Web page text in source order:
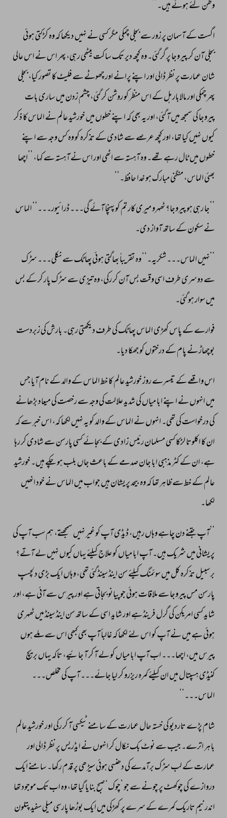
وطن گئے ہوئے ہیں۔‘‘
اگست کے آسمان پر زور سے بجلی چمکی مگر کسی نے نہیں دیکھا کہ وہ کڑکتی ہوئی
بجلی آن کر پیروجا پر گر گئی۔ وہ کچھ دیر تک ساکت بیٹھی رہی، پھر اس نے اس عالی
شان عمارت پر نظر ڈالی اور اپنے پرانے اور چھوٹے سے فلیٹ کا تصور کیا، بجلی
پھر چمکی اور مالابار ہل کے اس منظر کو روشن کر گئی، چشم زدن میں ساری بات
پیروجا کی سمجھ میں آ گئی، اور یہ بھی کہ اپنے خطوں میں خورشید عالم نے الماس کا ذکر
کیوں نہیں کیا تھا، اور کچھ عرصے سے شادی کے تذکرہ کو وہ کس وجہ سے اپنے
خطوں میں ٹال رہے تھے۔ وہ آہستہ سے اٹھی اور اس نے آہستہ سے کہا، ’’اچھا
بھئی الماس، منگنی مبارک ہو خدا حافظ۔‘‘
’’جا رہی ہو پیروجا؟ ٹھہرو میری کار تم کو پہنچا آئے گی۔۔۔ ڈرائیور۔۔۔‘‘ الماس
نے سکون کے ساتھ آواز دی۔
’’نہیں الماس۔۔۔ شکریہ۔‘‘ وہ تقریباً بھاگتی ہوئی پھاٹک سے نکلی۔۔۔ سڑک
سے دوسری طرف اسی وقت بس آن کر رکی، وہ تیزی سے سڑک پار کر کے بس
میں سوار ہو گئی۔
فوارے کے پاس کھڑی الماس پھاٹک کی طرف دیکھتی رہی۔ بارش کی زبردست
بوچھاڑ نے پام کے درختوں کو جھکا دیا۔
اس واقعے کے تیسرے روز خورشید عالم کا خط الماس کے والد کے نام آیا جس
میں انہوں نے اپنے ابا میاں کی شدید علالت کی وجہ سے رخصت کی میعاد بڑھانے
کی درخواست کی تھی۔ انہوں نے الماس کے والد کو یہ نہیں لکھا کہ، اس خبر سے کہ
ان کا اکلوتا لڑکا کسی مسلمان رئیس زادی کے بجائے کسی پارسن سے شادی کر رہا
ہے، ان کے کٹر مذہبی ابا جان صدمے کے باعث جاں بلب ہو چکے ہیں۔ خورشید
عالم کے خط سے ظاہر تھا کہ وہ بیحد پریشان ہیں جواب میں الماس نے خود انھیں
لکھا۔
’’آپ جتنے دن چاہے وہاں رہیں، ڈیڈی آپ کو غیر نہیں سمجھتے، ہم سب آپ کی
پریشانی میں شریک ہیں۔ آپ ابا میاں کو علاج کیلئے یہاں کیوں نہیں لے آتے؟
برسبیل تذکرہ کل میں سوئمنگ کیلئے سن اینڈ سینڈ گئی تھی، وہاں ایک بڑی دلچسپ
پارسن مس پیروجا سے ملاقات ہوئی جو پیانو بجاتی ہے اور پیرس سے آئی ہے، اور
شاید کسی امریکن کی گرل فرینڈ ہے اور شاید اسی کے ساتھ سن اینڈ سینڈ میں ٹھہری
ہوئی ہے میں نے آپ کو اس لئے لکھا کہ غالباً آپ بھی کبھی اس سے ملے ہوں
پیرس میں، اچھا۔۔۔ اب آپ ابا میاں کو لے آ کر آ جائیے، تاکہ یہاں بریچ
کنیڈی ہسپتال میں ان کیلئے کمرہ ریزرو کر لیا جائے۔۔۔ آپ کی مخلص۔۔۔
الماس۔۔۔‘‘
شام پڑے تاردیو کی خستہ حال عمارت کے سامنے ٹیکسی آ کر رکی اور خورشید عالم
باہر اترے۔ جیب سے نوٹ بک نکال کر انہوں نے ایڈریس پر نظر ڈالی اور
عمارت کے لب سڑک برآمدے کی دھنسی ہوئی سیڑھی پر قدم رکھا۔ سامنے ایک
دروازے کی چوکھٹ پر چونے سے جو ’چوک‘ صبح بنایا گیا تھا، وہ اب تک موجود تھا
اندر نیم تاریک کمرے کے سرے پر کھڑکی میں ایک بوڑھا پارسی میلی سفید پتلون